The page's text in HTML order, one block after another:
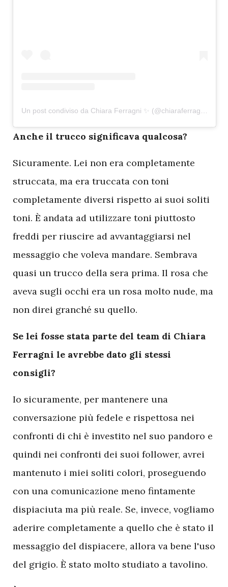
Anche il trucco significava qualcosa?
Sicuramente. Lei non era completamente
struccata, ma era truccata con toni
completamente diversi rispetto ai suoi soliti
toni. È andata ad utilizzare toni piuttosto
freddi per riuscire ad avvantaggiarsi nel
messaggio che voleva mandare. Sembrava
quasi un trucco della sera prima. Il rosa che
aveva sugli occhi era un rosa molto nude, ma
non direi granché su quello.
Se lei fosse stata parte del team di Chiara
Ferragni le avrebbe dato gli stessi
consigli?
Io sicuramente, per mantenere una
conversazione più fedele e rispettosa nei
confronti di chi è investito nel suo pandoro e
quindi nei confronti dei suoi follower, avrei
mantenuto i miei soliti colori, proseguendo
con una comunicazione meno fintamente
dispiaciuta ma più reale. Se, invece, vogliamo
aderire completamente a quello che è stato il
messaggio del dispiacere, allora va bene l'uso
del grigio. È stato molto studiato a tavolino.